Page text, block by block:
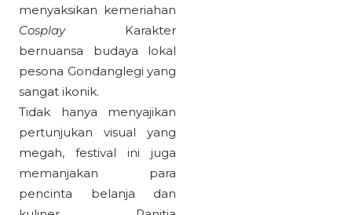
menyaksikan kemeriahan
CosplayKarakter
bernuansa budaya lokal
pesona Gondanglegi yang
sangat ikonik.
Tidak hanya menyajikan
pertunjukan visual yang
megah, festival ini juga
memanjakan para
pencinta belanja dan